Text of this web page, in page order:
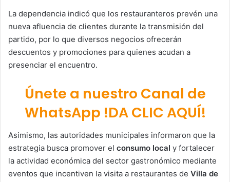
La dependencia indicó que los restauranteros prevén una
nueva afluencia de clientes durante la transmisión del
partido, por lo que diversos negocios ofrecerán
descuentos y promociones para quienes acudan a
presenciar el encuentro.
Únete a nuestro Canal de
WhatsApp !DA CLIC AQUÍ!
Asimismo, las autoridades municipales informaron que la
estrategia busca promover el consumo local y fortalecer
la actividad económica del sector gastronómico mediante
eventos que incentiven la visita a restaurantes de Villa de